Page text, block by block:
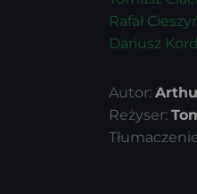
Rafał
Dariusz
Autor:
Reżyser: